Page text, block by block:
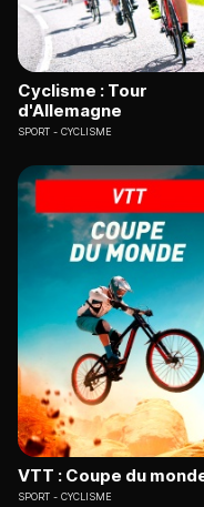
Cyclisme : Tour
d'Allemagne
SPORT CYCLISME
VTT : Coupe du
SPORT CYCLISME